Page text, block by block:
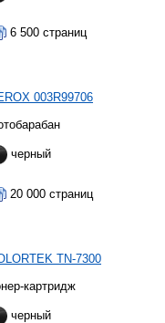
6 500 страниц
003R99706
черный
20 000 страниц
TN-7300
картридж
черный